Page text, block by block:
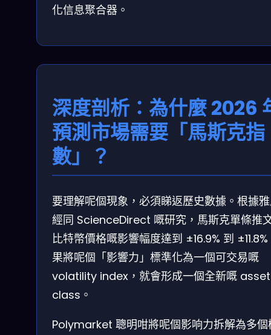
化信息聚合器。
深度剖析：為什麼 2026
預測市場需要「馬斯克指
數」？
要理解呢個現象，必須睇返歷史數據。根據
經同 ScienceDirect 嘅研究，馬斯克單條推
比特幣價格嘅影響幅度達到 ±16.9% 到
果將呢個「影響力」標準化為一個可交易嘅
volatility index，就會形成一個全新嘅 asset
class。
Polymarket 聰明咁將呢個影响力拆解為多個